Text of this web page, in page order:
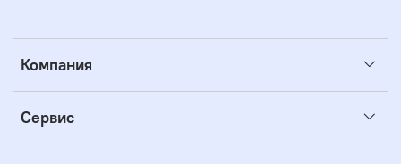
Компания
Сервис